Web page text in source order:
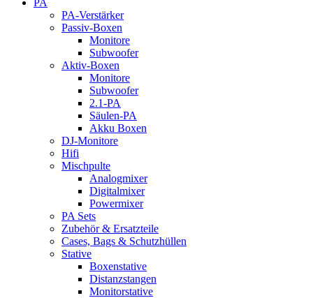
PA
PA-Verstärker
Passiv-Boxen
Monitore
Subwoofer
Aktiv-Boxen
Monitore
Subwoofer
2.1-PA
Säulen-PA
Akku Boxen
DJ-Monitore
Hifi
Mischpulte
Analogmixer
Digitalmixer
Powermixer
PA Sets
Zubehör & Ersatzteile
Cases, Bags & Schutzhüllen
Stative
Boxenstative
Distanzstangen
Monitorstative